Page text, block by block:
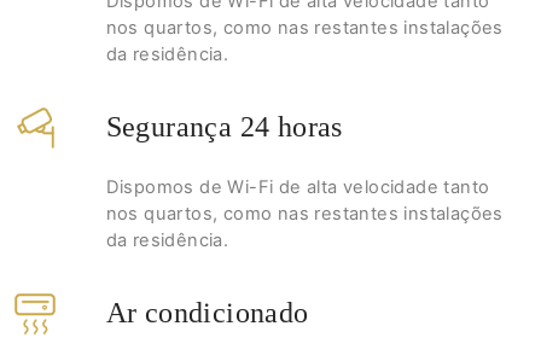
nos quartos, como nas restantes instalações
da residência.
Segurança 24 horas
Dispomos de Wi-Fi de alta velocidade tanto
nos quartos, como nas restantes instalações
da residência.
Ar condicionado